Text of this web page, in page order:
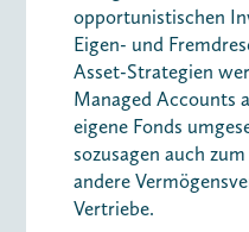
opportunistischen
Eigen- und
Asset-Strategien
Managed Accounts
eigene Fonds
sozusagen auch
andere
Vertriebe.